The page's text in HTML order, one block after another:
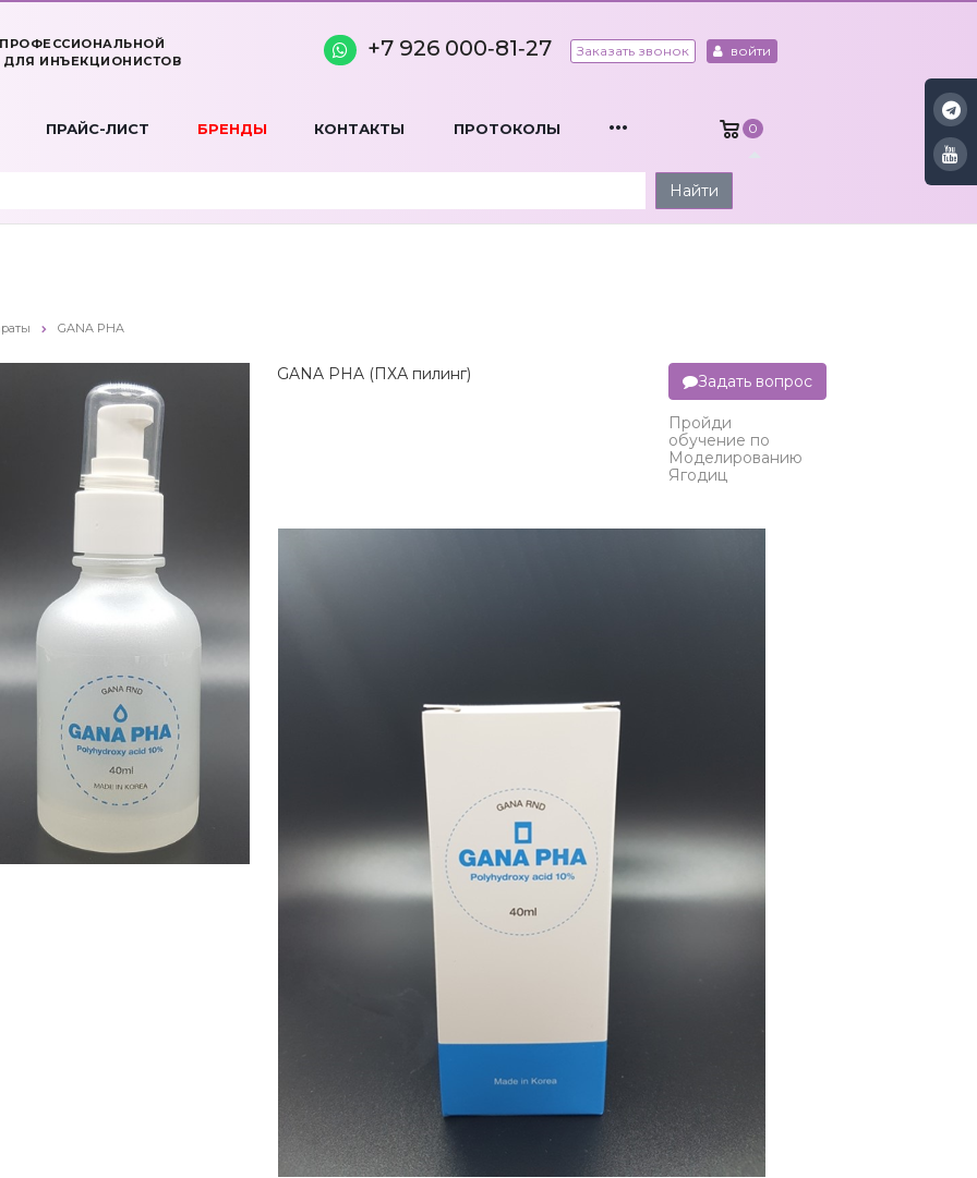
ДЛЯ ИНЪЕКЦИОНИСТОВ
войти
Заказать звонок
+7 926 000‑81‑27
ПРАЙС-ЛИСТ БРЕНДЫ КОНТАКТЫ ПРОТОКОЛЫ ... 0
Найти
GANA PHA
Задать вопрос
Пройди
обучение по
Моделированию
Ягодиц
GANA PHA (ПХА пилинг)